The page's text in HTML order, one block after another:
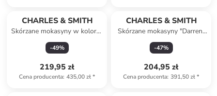
CHARLES & SMITH
Skórzane mokasyny w kolorze
niebieskim
-49%
219,95 zł
Cena producenta: 435,00 zł*
CHARLES & SMITH
Skórzane mokasyny "Darren"
w kolorze szarym
-47%
204,95 zł
Cena producenta: 391,50 zł*